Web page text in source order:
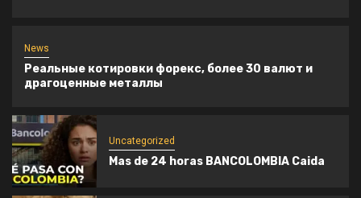
4
Preocupación por la salud de Willie Colón tras
reportes de hospitalización en Nueva York
COLOMBIA
News
Реальные котировки форекс, более 30 валют и
драгоценные металлы
Uncategorized
Mas de 24 horas BANCOLOMBIA Caida